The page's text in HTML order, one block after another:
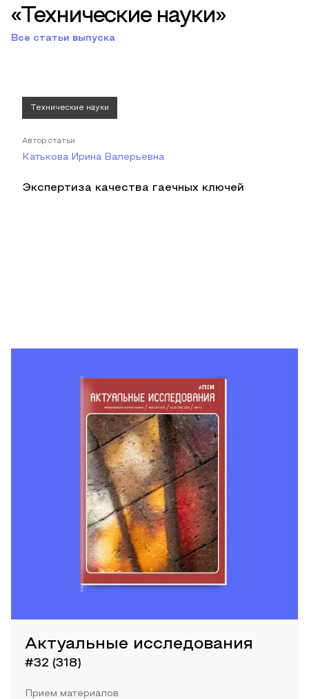
«Технические науки»
Все статьи выпуска
Технические науки
Автор статьи
Катькова Ирина Валерьевна
Экспертиза качества гаечных ключей
Актуальные исследования
#32 (318)
Прием материалов